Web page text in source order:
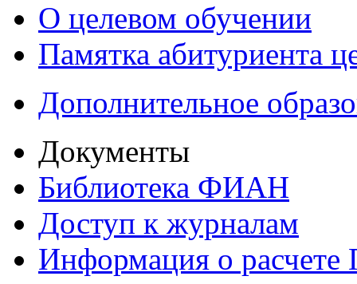
О целевом обучении
Памятка абитуриента
Дополнительное
Документы
Библиотека ФИАН
Доступ к журналам
Информация о